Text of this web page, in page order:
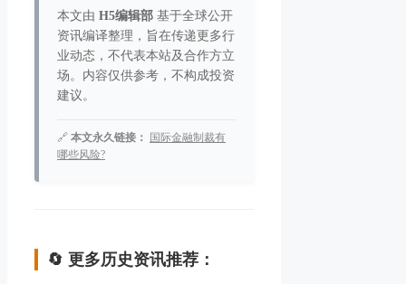
本文由 H5编辑部 基于全球公开
资讯编译整理，旨在传递更多行
业动态，不代表本站及合作方立
场。内容仅供参考，不构成投资
建议。
🔗 本文永久链接：
国际金融制裁有
哪些风险?
🔄 更多历史资讯推荐：